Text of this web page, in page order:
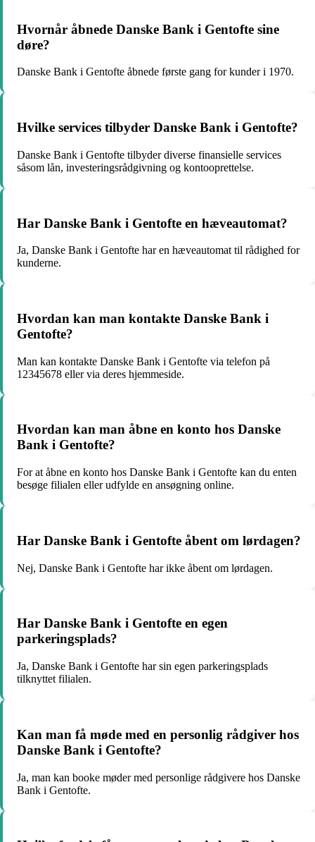
Hvornår åbnede Danske Bank i Gentofte sine
døre?
Danske Bank i Gentofte åbnede første gang for kunder i 1970.
Hvilke services tilbyder Danske Bank i Gentofte?
Danske Bank i Gentofte tilbyder diverse finansielle services
såsom lån, investeringsrådgivning og kontooprettelse.
Har Danske Bank i Gentofte en hæveautomat?
Ja, Danske Bank i Gentofte har en hæveautomat til rådighed for
kunderne.
Hvordan kan man kontakte Danske Bank i
Gentofte?
Man kan kontakte Danske Bank i Gentofte via telefon på
12345678 eller via deres hjemmeside.
Hvordan kan man åbne en konto hos Danske
Bank i Gentofte?
For at åbne en konto hos Danske Bank i Gentofte kan du enten
besøge filialen eller udfylde en ansøgning online.
Har Danske Bank i Gentofte åbent om lørdagen?
Nej, Danske Bank i Gentofte har ikke åbent om lørdagen.
Har Danske Bank i Gentofte en egen
parkeringsplads?
Ja, Danske Bank i Gentofte har sin egen parkeringsplads
tilknyttet filialen.
Kan man få møde med en personlig rådgiver hos
Danske Bank i Gentofte?
Ja, man kan booke møder med personlige rådgivere hos Danske
Bank i Gentofte.